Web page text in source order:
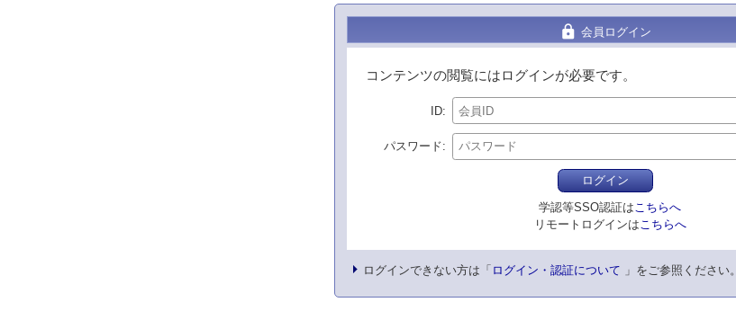
lock 会員ログイン
コンテンツの閲覧にはログインが必要です。
ID
パスワード
ログイン
学認等SSO認証は こちらへ
リモートログインは こちらへ
ログインできない方は「 ログイン・認証について 」をご参照ください。